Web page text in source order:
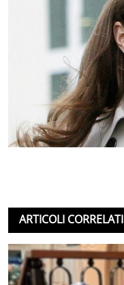
ARTICOLI CORRELATI